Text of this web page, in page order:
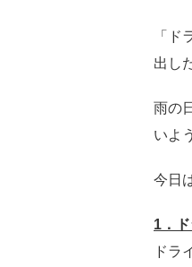
「
出し
雨の
いよ
今日
1．
ドラ